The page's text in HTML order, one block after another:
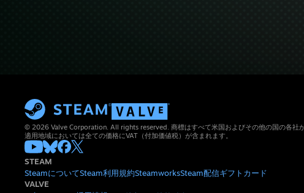
© 2026 Valve Corporation. All rights reserved. 商標はすべて米国およびその他の国の各社が
適用地域においては全ての価格にVAT（付加価値税）が含まれます。
STEAM
SteamについてSteam利用規約SteamworksSteam配信ギフトカード
VALVE